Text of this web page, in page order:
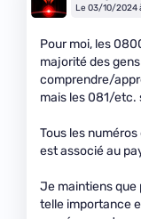
Le 03/10/2024
Pour moi, les
majorité des
comprendre/
mais les 081/etc.
Tous les
est associé au
Je maintiens que
telle importance